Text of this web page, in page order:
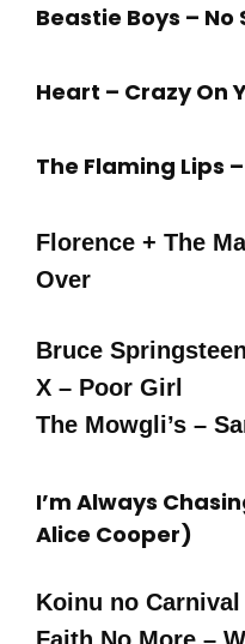
Beastie Boys –
Heart – Crazy On
The Flaming Lips
Florence + The
Over
Bruce
X – Poor Girl
The Mowgli’s –
I’m Always
Alice Cooper)
Koinu no